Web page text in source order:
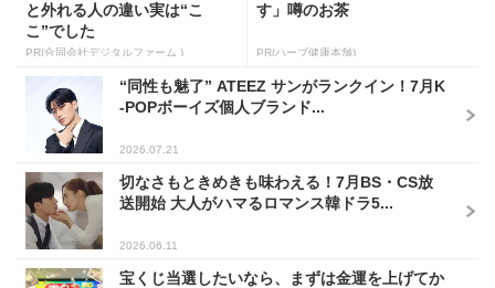
と外れる人の違い実は“こ
こ”でした
PR(合同会社デジタルファーム )
す」噂のお茶
PR(ハーブ健康本舗)
“同性も魅了” ATEEZ サンがランクイン！7月K
-POPボーイズ個人ブランド...
2026.07.21
切なさもときめきも味わえる！7月BS・CS放
送開始 大人がハマるロマンス韓ドラ5...
2026.06.11
宝くじ当選したいなら、まずは金運を上げてか